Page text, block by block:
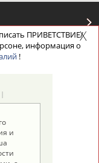
КНОПКИ
ПРИВЕТСТВИЕ/
информация о
!
|
и